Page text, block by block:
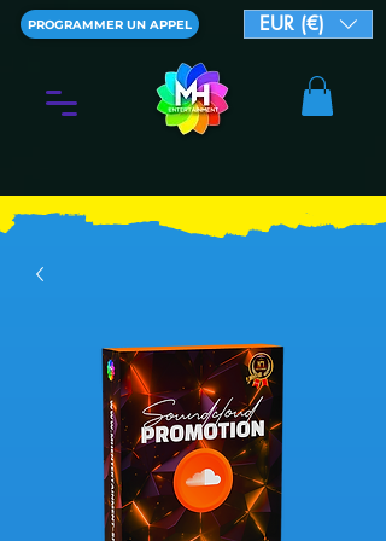
PROGRAMMER UN APPEL EUR (€)